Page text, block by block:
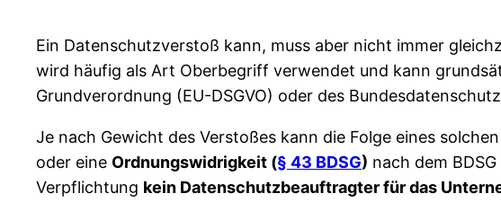
Ein Datenschutzverstoß kann, muss aber nicht immer
wird häufig als Art Oberbegriff verwendet und kann
Grundverordnung (EU-DSGVO) oder des
Je nach Gewicht des Verstoßes kann die Folge eines
oder eine Ordnungswidrigkeit (§ 43 BDSG) nach dem
Verpflichtung kein Datenschutzbeauftragter für das